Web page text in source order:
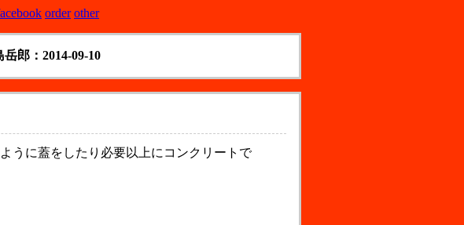
order other
郎：2014-09-10
うに蓋をしたり必要以上にコンクリートで